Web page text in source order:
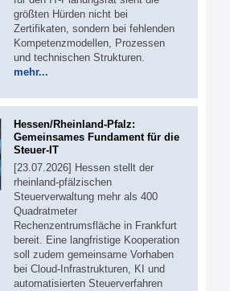
größten Hürden nicht bei
Zertifikaten, sondern bei fehlenden
Kompetenzmodellen, Prozessen
und technischen Strukturen.
mehr...
Hessen/Rheinland-Pfalz:
Gemeinsames Fundament für die
Steuer-IT
[23.07.2026] Hessen stellt der
rheinland-pfälzischen
Steuerverwaltung mehr als 400
Quadratmeter
Rechenzentrumsfläche in Frankfurt
bereit. Eine langfristige Kooperation
soll zudem gemeinsame Vorhaben
bei Cloud-Infrastrukturen, KI und
automatisierten Steuerverfahren